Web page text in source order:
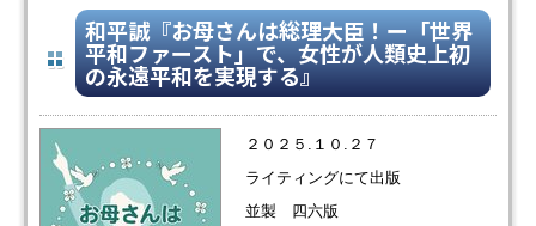
和平誠『お母さんは総理大臣！ー「世界
平和ファースト」で、女性が人類史上初
の永遠平和を実現する』
２０２５.１０.２７
ライティングにて出版
並製 四六版